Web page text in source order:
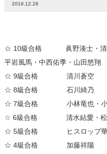
2019.12.26
☆ 10級合格 眞野湊士・清川
平岩風馬・中西佑季・山田悠翔
☆ 9級合格 清川蒼空
☆ 8級合格 石川綺乃
☆ 7級合格 小林竜也・小
☆ 6級合格 清水結愛・松
☆ 5級合格 ヒスロップ華
☆ 4級合格 加藤祥陽